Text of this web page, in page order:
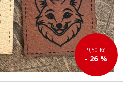
9,50 Kč
- 26 %